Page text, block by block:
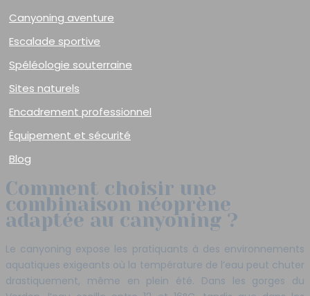
Canyoning aventure
Escalade sportive
Spéléologie souterraine
Sites naturels
Encadrement professionnel
Équipement et sécurité
Blog
Comment choisir une
combinaison néoprène
adaptée au canyoning ?
Le canyoning expose les pratiquants à des environnements
aquatiques exigeants où la température de l’eau peut chuter
drastiquement, même en plein été. Dans les gorges du